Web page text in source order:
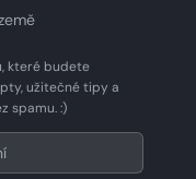
které budete
užitečné tipy a
spamu. :)